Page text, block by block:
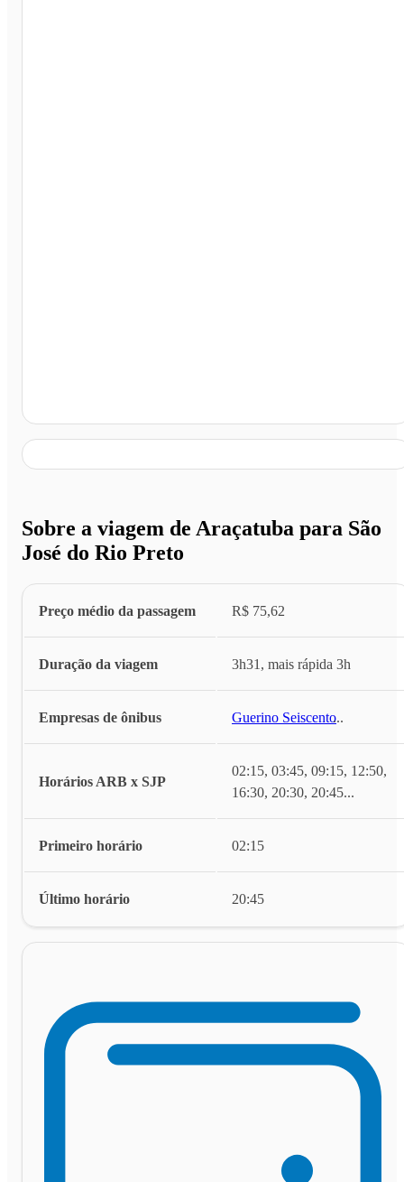
Sobre a viagem de Araçatuba para São
José do Rio Preto
Preço médio da passagem R$ 75,62
Duração da viagem 3h31, mais rápida 3h
Empresas de ônibus Guerino Seiscento...
Horários ARB x SJP
02:15, 03:45, 09:15, 12:50,
16:30, 20:30, 20:45...
Primeiro horário 02:15
Último horário 20:45